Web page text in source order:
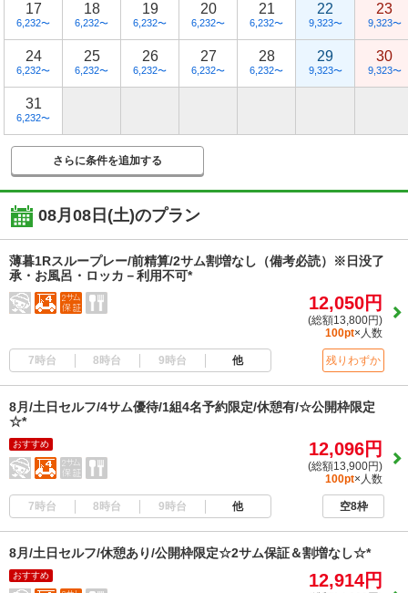
17
6,232〜
18
6,232〜
19
6,232〜
20
6,232〜
21
6,232〜
22
9,323〜
23
9,323〜
24
6,232〜
25
6,232〜
26
6,232〜
27
6,232〜
28
6,232〜
29
9,323〜
30
9,323〜
31
6,232〜
さらに条件を追加する
08月08日(土)のプラン
薄暮1Rスループレー/前精算/2サム割増なし（備考必読）※日没了
承・お風呂・ロッカ－利用不可*
12,050円
(総額13,800円)
100pt×人数
7時台 8時台 9時台 他 残りわずか
8月/土日セルフ/4サム優待/1組4名予約限定/休憩有/☆公開枠限定
☆*
おすすめ 12,096円
(総額13,900円)
100pt×人数
7時台 8時台 9時台 他 空8枠
8月/土日セルフ/休憩あり/公開枠限定☆2サム保証＆割増なし☆*
おすすめ 12,914円